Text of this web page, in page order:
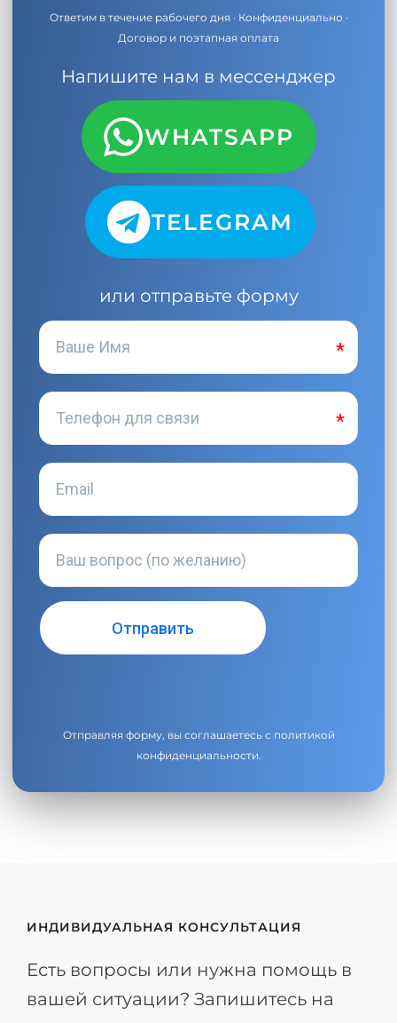
Ответим в течение рабочего дня · Конфиденциально ·
Договор и поэтапная оплата
Напишите нам в мессенджер
WHATSAPP
TELEGRAM
или отправьте форму
Отправляя форму, вы соглашаетесь с политикой
конфиденциальности.
ИНДИВИДУАЛЬНАЯ КОНСУЛЬТАЦИЯ
Есть вопросы или нужна помощь в
вашей ситуации? Запишитесь на